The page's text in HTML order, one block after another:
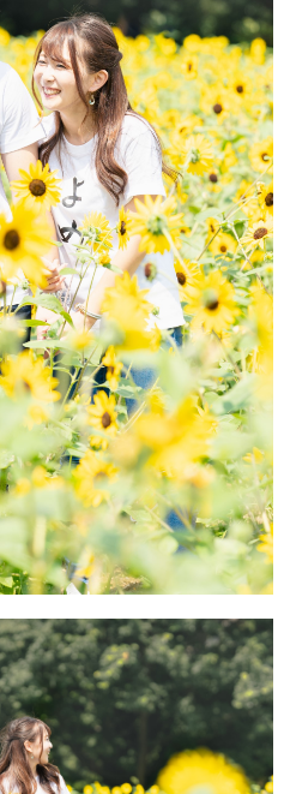
#
プ
レ
花
嫁
#
卒
花
#
ウ
ェ
ル
カ
ム
ス
ペ
ー
ス
プ
ギ
フ
ト
#
沖
#